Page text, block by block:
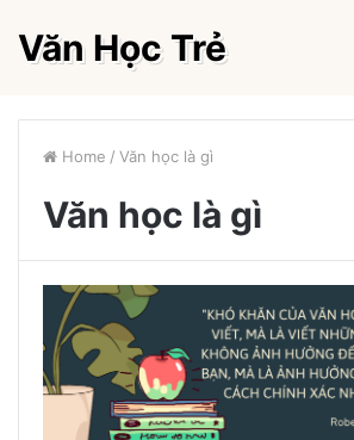
Văn Học Trẻ
Home / Văn học là gì
Văn học là gì